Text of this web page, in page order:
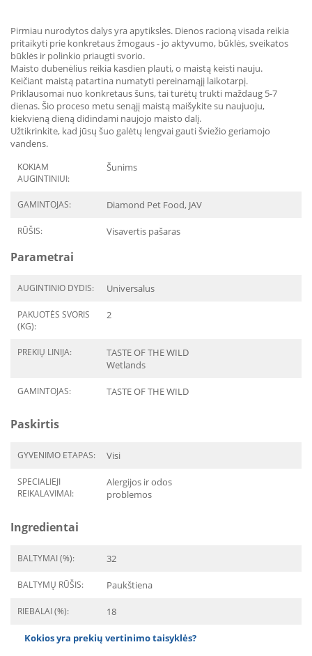
Pirmiau nurodytos dalys yra apytikslės. Dienos racioną visada reikia
pritaikyti prie konkretaus žmogaus - jo aktyvumo, būklės, sveikatos
būklės ir polinkio priaugti svorio.
Maisto dubenėlius reikia kasdien plauti, o maistą keisti nauju.
Keičiant maistą patartina numatyti pereinamąjį laikotarpį.
Priklausomai nuo konkretaus šuns, tai turėtų trukti maždaug 5-7
dienas. Šio proceso metu senąjį maistą maišykite su naujuoju,
kiekvieną dieną didindami naujojo maisto dalį.
Užtikrinkite, kad jūsų šuo galėtų lengvai gauti šviežio geriamojo
vandens.
KOKIAM
AUGINTINIUI:
Šunims
GAMINTOJAS: Diamond Pet Food, JAV
RŪŠIS: Visavertis pašaras
Parametrai
AUGINTINIO DYDIS: Universalus
PAKUOTĖS SVORIS
(KG):
2
PREKIŲ LINIJA:
TASTE OF THE WILD
Wetlands
GAMINTOJAS: TASTE OF THE WILD
Paskirtis
GYVENIMO ETAPAS: Visi
SPECIALIEJI
REIKALAVIMAI:
Alergijos ir odos
problemos
Ingredientai
BALTYMAI (%): 32
BALTYMŲ RŪŠIS: Paukštiena
RIEBALAI (%): 18
Kokios yra prekių vertinimo taisyklės?